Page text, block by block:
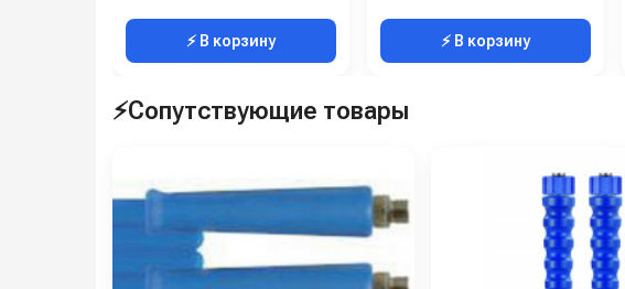
⚡ В корзину ⚡ В корзину
⚡Сопутствующие товары